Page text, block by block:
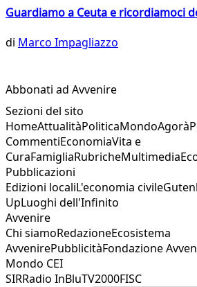
Guardiamo a Ceuta e ricordiamoci
di Marco Impagliazzo
Abbonati ad Avvenire
Sezioni del sito
HomeAttualitàPoliticaMondoAgorà
CommentiEconomiaVita e
CuraFamigliaRubricheMultimedia
Pubblicazioni
Edizioni localiL'economia civile
UpLuoghi dell'Infinito
Avvenire
Chi siamoRedazioneEcosistema
AvvenirePubblicitàFondazione
Mondo CEI
SIRRadio InBluTV2000FISC